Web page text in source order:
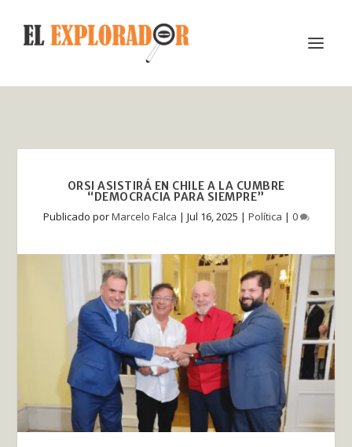
ORSI ASISTIRÁ EN CHILE A LA CUMBRE
“DEMOCRACIA PARA SIEMPRE”
Publicado porMarcelo Falca | Jul 16, 2025 | Política | 0